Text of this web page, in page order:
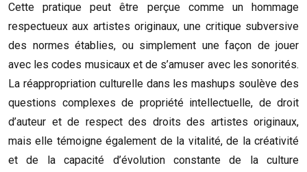
Cette pratique peut être perçue comme un hommage
respectueux aux artistes originaux, une critique subversive
des normes établies, ou simplement une façon de jouer
avec les codes musicaux et de s’amuser avec les sonorités.
La réappropriation culturelle dans les mashups soulève des
questions complexes de propriété intellectuelle, de droit
d’auteur et de respect des droits des artistes originaux,
mais elle témoigne également de la vitalité, de la créativité
et de la capacité d’évolution constante de la culture